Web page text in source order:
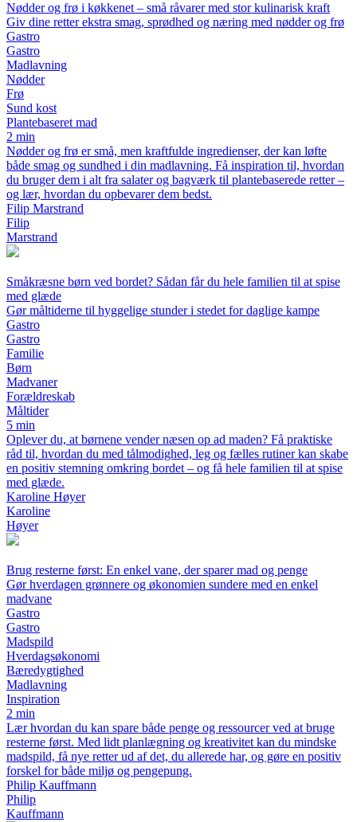
Nødder og frø i køkkenet – små råvarer med stor kulinarisk kraft
Giv dine retter ekstra smag, sprødhed og næring med nødder og frø
Gastro
Gastro
Madlavning
Nødder
Frø
Sund kost
Plantebaseret mad
2 min
Nødder og frø er små, men kraftfulde ingredienser, der kan løfte
både smag og sundhed i din madlavning. Få inspiration til, hvordan
du bruger dem i alt fra salater og bagværk til plantebaserede retter –
og lær, hvordan du opbevarer dem bedst.
Filip Marstrand
Filip
Marstrand
Småkræsne børn ved bordet? Sådan får du hele familien til at spise
med glæde
Gør måltiderne til hyggelige stunder i stedet for daglige kampe
Gastro
Gastro
Familie
Børn
Madvaner
Forældreskab
Måltider
5 min
Oplever du, at børnene vender næsen op ad maden? Få praktiske
råd til, hvordan du med tålmodighed, leg og fælles rutiner kan skabe
en positiv stemning omkring bordet – og få hele familien til at spise
med glæde.
Karoline Høyer
Karoline
Høyer
Brug resterne først: En enkel vane, der sparer mad og penge
Gør hverdagen grønnere og økonomien sundere med en enkel
madvane
Gastro
Gastro
Madspild
Hverdagsøkonomi
Bæredygtighed
Madlavning
Inspiration
2 min
Lær hvordan du kan spare både penge og ressourcer ved at bruge
resterne først. Med lidt planlægning og kreativitet kan du mindske
madspild, få nye retter ud af det, du allerede har, og gøre en positiv
forskel for både miljø og pengepung.
Philip Kauffmann
Philip
Kauffmann